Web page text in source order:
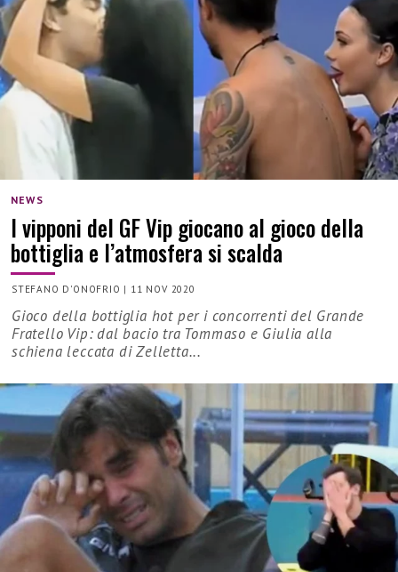
NEWS
I vipponi del GF Vip giocano al gioco della
bottiglia e l’atmosfera si scalda
STEFANO D'ONOFRIO | 11 NOV 2020
Gioco della bottiglia hot per i concorrenti del Grande
Fratello Vip: dal bacio tra Tommaso e Giulia alla
schiena leccata di Zelletta...